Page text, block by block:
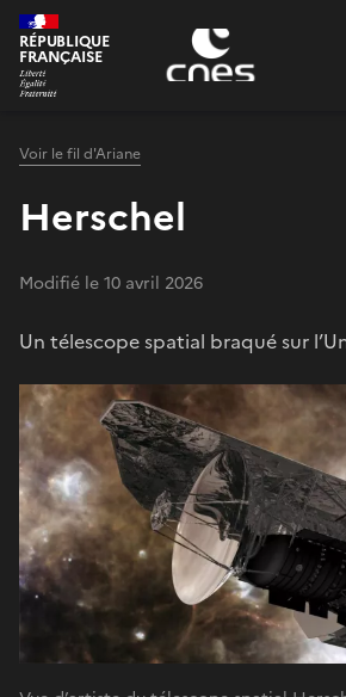
Panneau de gestion des cookies
RÉPUBLIQUE
FRANÇAISE
Voir le fil d'Ariane
Herschel
Modifié le 10 avril 2026
Un télescope spatial braqué sur